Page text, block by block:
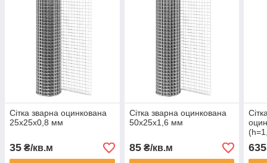
Сітка зварна оцинкована
25х25х0,8 мм
35 ₴/кв.м
Сітка зварна оцинкована
50х25х1,6 мм
85₴/кв.м 635